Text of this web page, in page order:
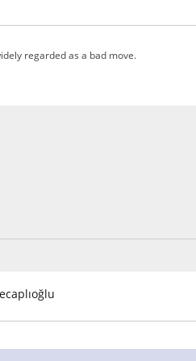
regarded as a bad move.